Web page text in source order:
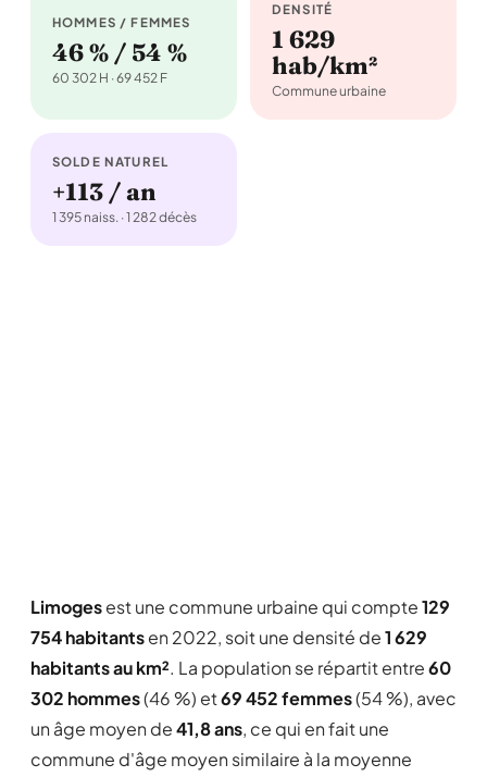
HOMMES / FEMMES
46 % / 54 %
60 302 H · 69 452 F
DENSITÉ
1 629
hab/km²
Commune urbaine
SOLDE NATUREL
+113 / an
1 395 naiss. · 1 282 décès
Limogesest une commune urbaine qui compte129
754 habitantsen 2022, soit une densité de1 629
habitants au km². La population se répartit entre60
302 hommes(46 %) et69 452 femmes(54 %), avec
un âge moyen de41,8 ans, ce qui en fait une
commune d'âge moyen similaire à la moyenne